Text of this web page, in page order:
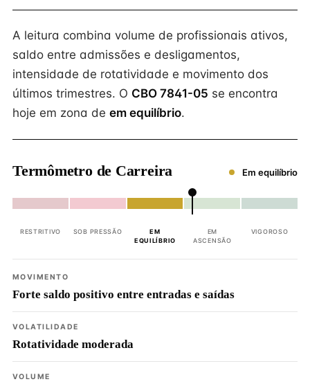
A leitura combina volume de profissionais ativos,
saldo entre admissões e desligamentos,
intensidade de rotatividade e movimento dos
últimos trimestres. O CBO 7841-05 se encontra
hoje em zona de em equilíbrio.
Termômetro de Carreira Em equilíbrio
RESTRITIVO SOB PRESSÃO
EM
EQUILÍBRIO
EM
ASCENSÃO
VIGOROSO
MOVIMENTO
Forte saldo positivo entre entradas e saídas
VOLATILIDADE
Rotatividade moderada
VOLUME